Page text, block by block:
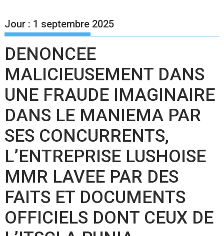
Jour : 1 septembre 2025
DENONCEE
MALICIEUSEMENT DANS
UNE FRAUDE IMAGINAIRE
DANS LE MANIEMA PAR
SES CONCURRENTS,
L’ENTREPRISE LUSHOISE
MMR LAVEE PAR DES
FAITS ET DOCUMENTS
OFFICIELS DONT CEUX DE